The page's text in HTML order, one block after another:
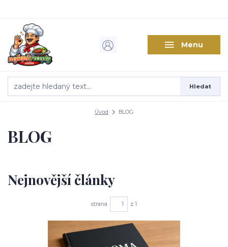
Menu
Hledat
Úvod BLOG
BLOG
Nejnovější články
strana z 1